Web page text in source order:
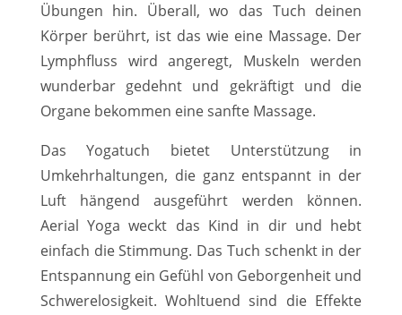
Übungen hin. Überall, wo das Tuch deinen
Körper berührt, ist das wie eine Massage. Der
Lymphfluss wird angeregt, Muskeln werden
wunderbar gedehnt und gekräftigt und die
Organe bekommen eine sanfte Massage.
Das Yogatuch bietet Unterstützung in
Umkehrhaltungen, die ganz entspannt in der
Luft hängend ausgeführt werden können.
Aerial Yoga weckt das Kind in dir und hebt
einfach die Stimmung. Das Tuch schenkt in der
Entspannung ein Gefühl von Geborgenheit und
Schwerelosigkeit. Wohltuend sind die Effekte